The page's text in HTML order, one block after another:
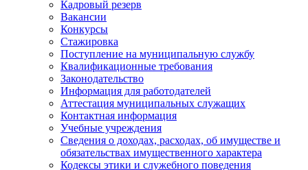
Кадровый резерв
Вакансии
Конкурсы
Стажировка
Поступление на муниципальную службу
Квалификационные требования
Законодательство
Информация для работодателей
Аттестация муниципальных служащих
Контактная информация
Учебные учреждения
Сведения о доходах, расходах, об имуществе и
обязательствах имущественного характера
Кодексы этики и служебного поведения